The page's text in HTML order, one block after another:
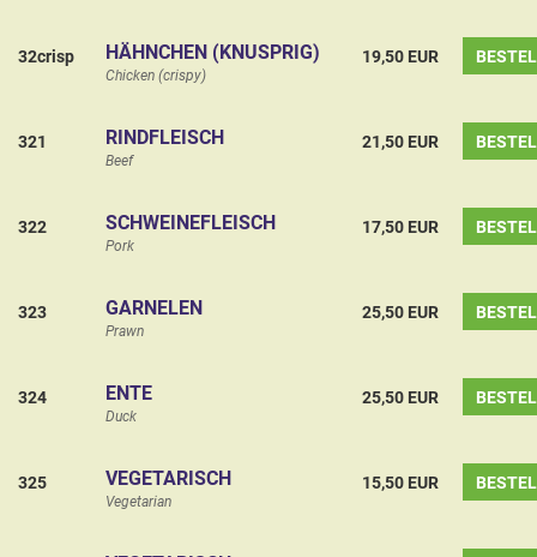
32crisp HÄHNCHEN (KNUSPRIG)
Chicken (crispy)
19,50 EUR
321 RINDFLEISCH
Beef
21,50 EUR
322 SCHWEINEFLEISCH
Pork
17,50 EUR
323 GARNELEN
Prawn
25,50 EUR
324 ENTE
Duck
25,50 EUR
325 VEGETARISCH
Vegetarian
15,50 EUR